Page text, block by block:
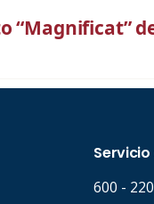
“Magnificat”